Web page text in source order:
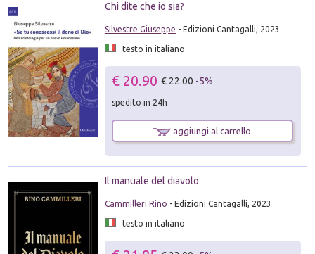
Chi dite che io sia?
Silvestre Giuseppe - Edizioni Cantagalli, 2023
testo in italiano
€ 20.90 € 22.00 -5%
spedito in 24h
aggiungi al carrello
Il manuale del diavolo
Cammilleri Rino - Edizioni Cantagalli, 2023
testo in italiano